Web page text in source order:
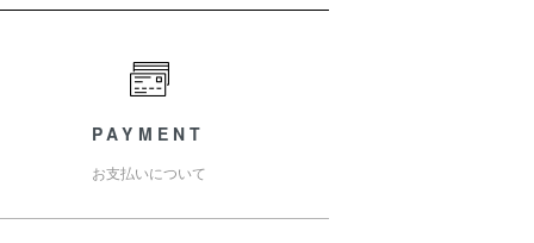
PAYMENT
お支払いについて